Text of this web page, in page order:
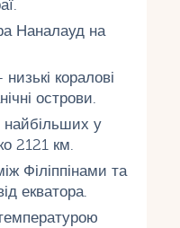
Наналауд на
коралові
острови.
найбільших у
2121 км.
Філіппінами та
екватора.